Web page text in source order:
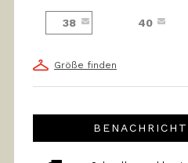
38 40
Größe finden